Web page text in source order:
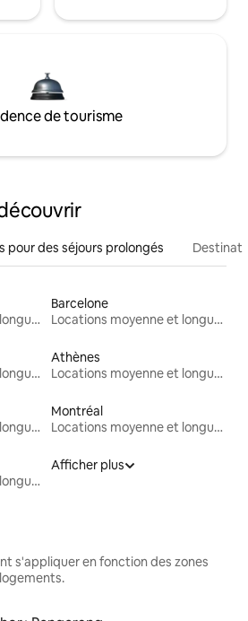
de tourisme
pour des séjours prolongés
Locations moyenne et longue durée
Barcelone
Locations moyenne et longue durée
Locations moyenne et longue durée
Athènes
Locations moyenne et longue durée
Locations moyenne et longue durée
Montréal
Locations moyenne et longue durée
Locations moyenne et longue durée
Afficher plus
s'appliquer en fonction des zones